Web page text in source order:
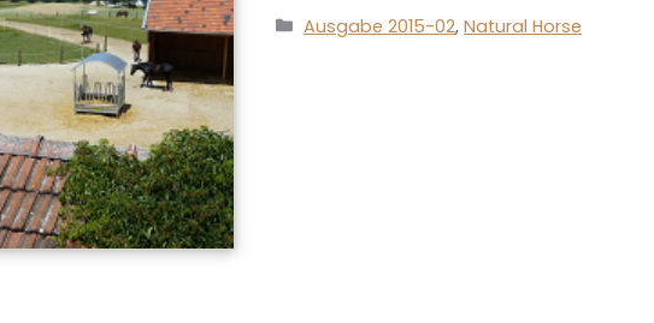
Kategorien
Ausgabe 2015-02,Natural Horse